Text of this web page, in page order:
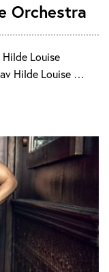
Orchestra
Louise
Hilde Louise …